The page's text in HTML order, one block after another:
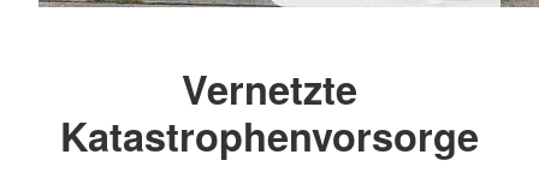
Vernetzte
Katastrophenvorsorge